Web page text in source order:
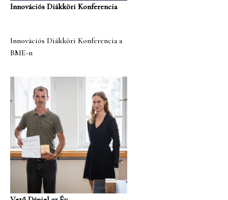
Innovációs Diákköri Konferencia
Innovációs Diákköri Konferencia a
BME-n